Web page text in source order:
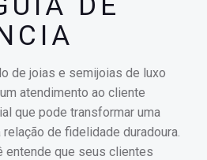
de joias e semijoias de luxo
atendimento ao cliente
que pode transformar uma
de fidelidade duradoura.
entende que seus clientes